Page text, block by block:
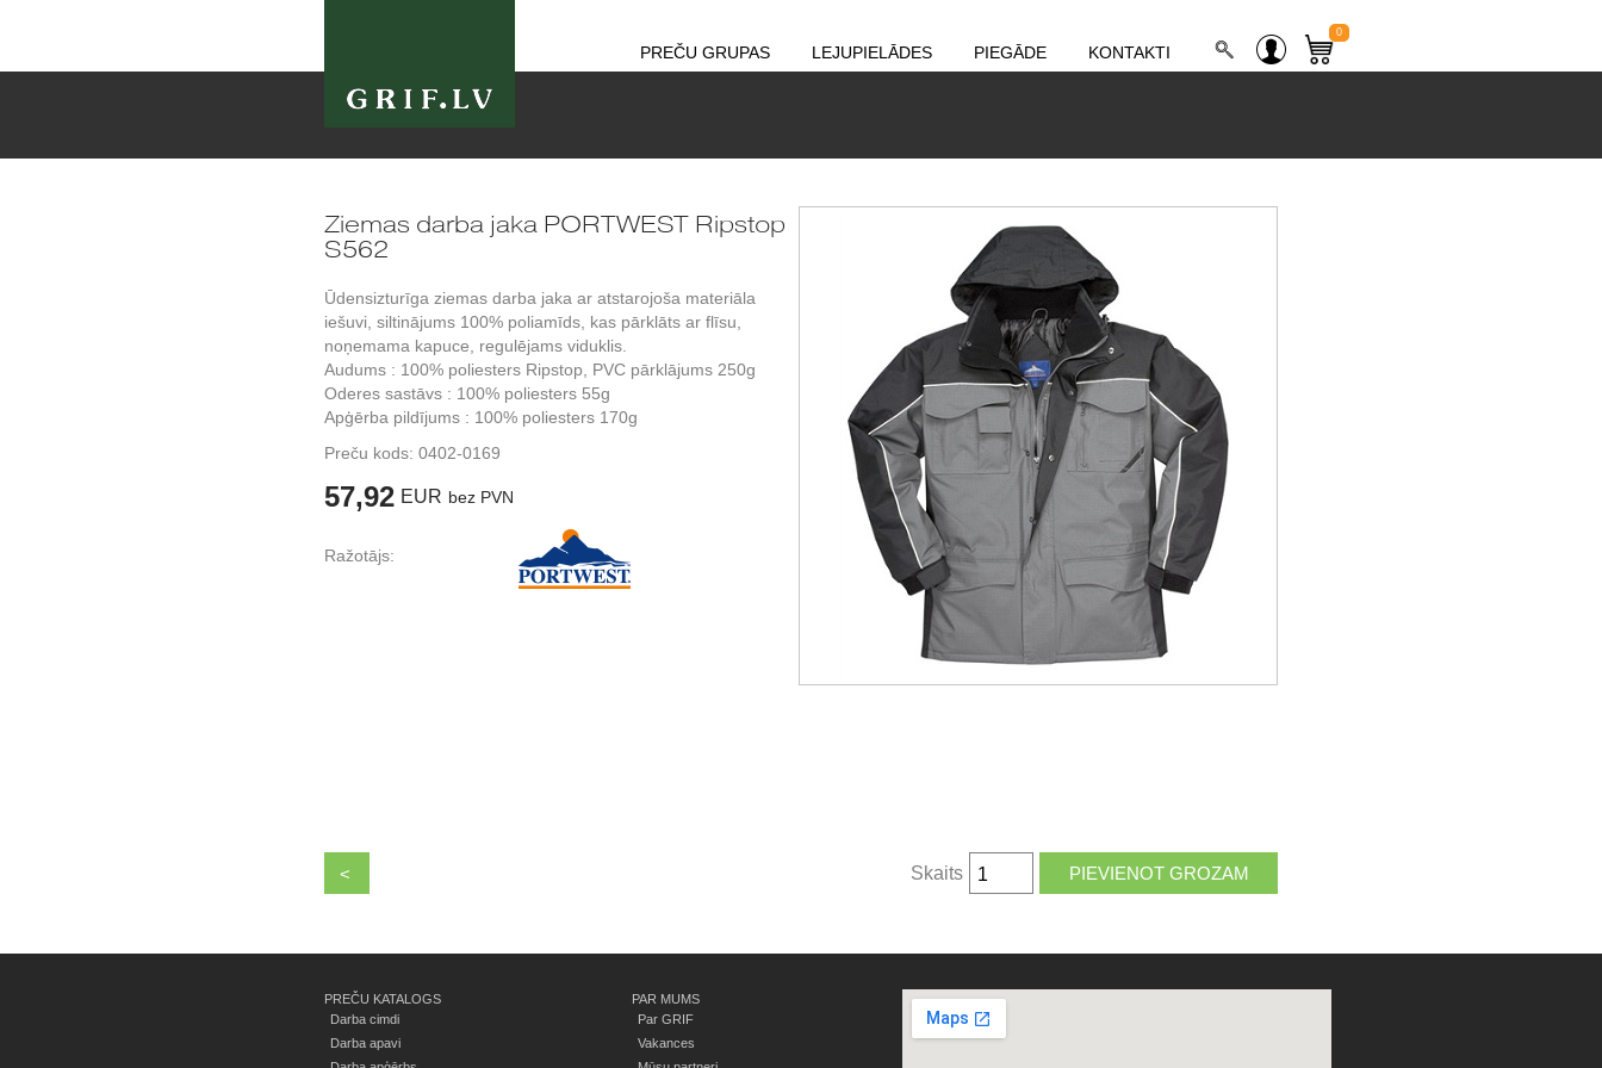
PREČU GRUPAS LEJUPIELĀDES PIEGĀDE KONTAKTI
0
Ziemas darba jaka PORTWEST Ripstop
S562
Ūdensizturīga ziemas darba jaka ar atstarojoša materiāla
iešuvi, siltinājums 100% poliamīds, kas pārklāts ar flīsu,
noņemama kapuce, regulējams viduklis.
Audums : 100% poliesters Ripstop, PVC pārklājums 250g
Oderes sastāvs : 100% poliesters 55g
Apģērba pildījums : 100% poliesters 170g
Preču kods: 0402-0169
57,92 EUR bez PVN
Ražotājs:
< Skaits
PREČU KATALOGS
Darba cimdi
Darba apavi
PAR MUMS
Par GRIF
Vakances